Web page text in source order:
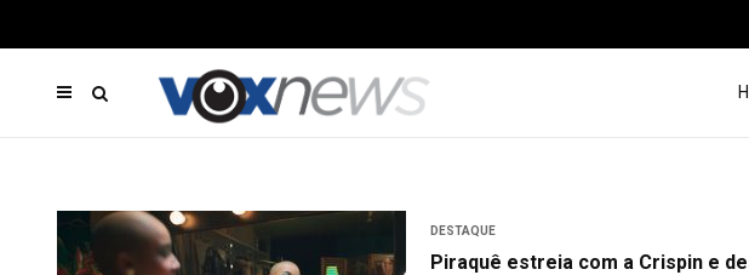
DESTAQUE
Piraquê estreia com a Crispin e